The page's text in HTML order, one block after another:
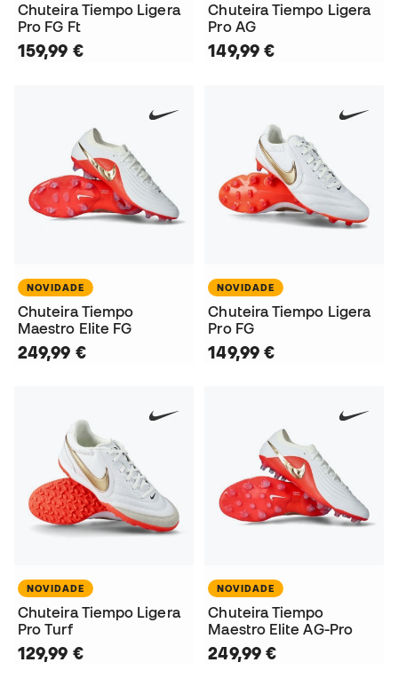
Chuteira Tiempo Ligera
Pro FG Ft
159,99 €
Chuteira Tiempo Ligera
Pro AG
149,99 €
NOVIDADE
Chuteira Tiempo
Maestro Elite FG
249,99 €
NOVIDADE
Chuteira Tiempo Ligera
Pro FG
149,99 €
NOVIDADE
Chuteira Tiempo Ligera
Pro Turf
129,99 €
NOVIDADE
Chuteira Tiempo
Maestro Elite AG-Pro
249,99 €